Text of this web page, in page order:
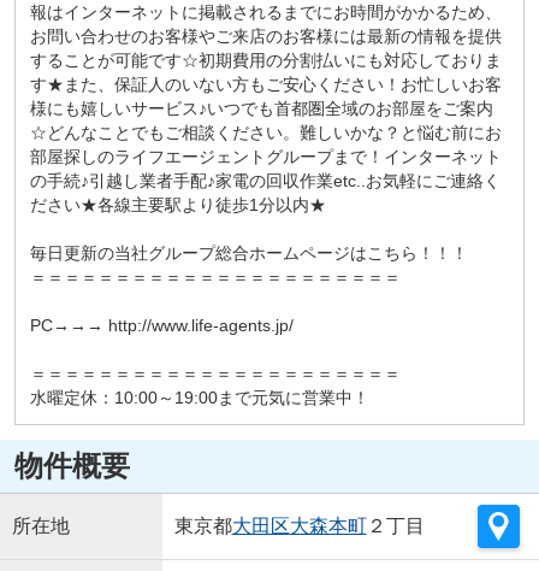
報はインターネットに掲載されるまでにお時間がかかるため、
お問い合わせのお客様やご来店のお客様には最新の情報を提供
することが可能です☆初期費用の分割払いにも対応しておりま
す★また、保証人のいない方もご安心ください！お忙しいお客
様にも嬉しいサービス♪いつでも首都圏全域のお部屋をご案内
☆どんなことでもご相談ください。難しいかな？と悩む前にお
部屋探しのライフエージェントグループまで！インターネット
の手続♪引越し業者手配♪家電の回収作業etc..お気軽にご連絡く
ださい★各線主要駅より徒歩1分以内★
毎日更新の当社グループ総合ホームページはこちら！！！
＝＝＝＝＝＝＝＝＝＝＝＝＝＝＝＝＝＝＝＝＝＝
PC→→→ http://www.life-agents.jp/
＝＝＝＝＝＝＝＝＝＝＝＝＝＝＝＝＝＝＝＝＝＝
水曜定休：10:00～19:00まで元気に営業中！
物件概要
所在地 東京都大田区大森本町２丁目